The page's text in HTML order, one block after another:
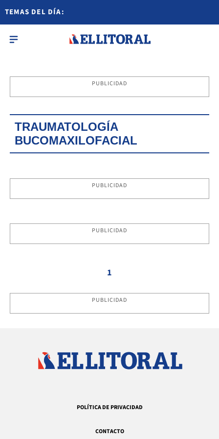
TEMAS DEL DÍA:
PUBLICIDAD
TRAUMATOLOGÍA
BUCOMAXILOFACIAL
PUBLICIDAD
PUBLICIDAD
1
PUBLICIDAD
POLÍTICA DE PRIVACIDAD
CONTACTO